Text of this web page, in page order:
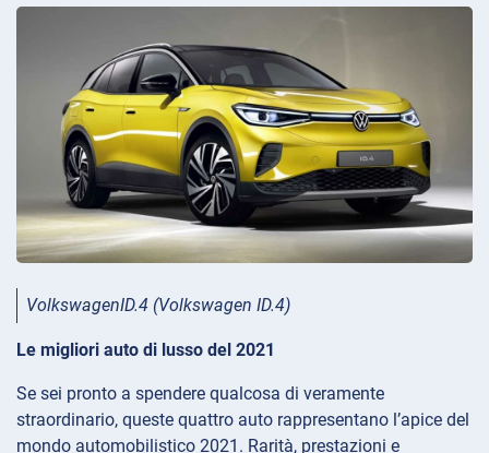
VolkswagenID.4 (Volkswagen ID.4)
Le migliori auto di lusso del 2021
Se sei pronto a spendere qualcosa di veramente
straordinario, queste quattro auto rappresentano l’apice del
mondo automobilistico 2021. Rarità, prestazioni e